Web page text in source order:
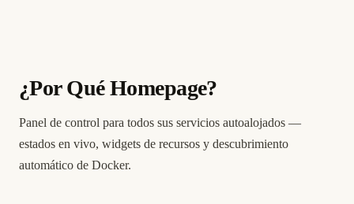
¿Por Qué Homepage?
Panel de control para todos sus servicios autoalojados —
estados en vivo, widgets de recursos y descubrimiento
automático de Docker.